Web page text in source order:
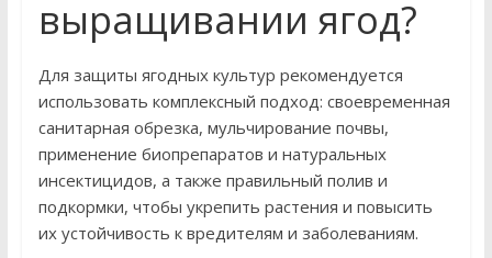
выращивании ягод?
Для защиты ягодных культур рекомендуется
использовать комплексный подход: своевременная
санитарная обрезка, мульчирование почвы,
применение биопрепаратов и натуральных
инсектицидов, а также правильный полив и
подкормки, чтобы укрепить растения и повысить
их устойчивость к вредителям и заболеваниям.